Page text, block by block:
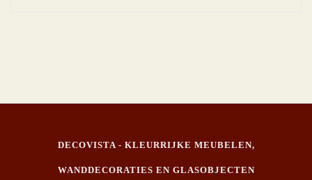
DECOVISTA - KLEURRIJKE MEUBELEN,
WANDDECORATIES EN GLASOBJECTEN